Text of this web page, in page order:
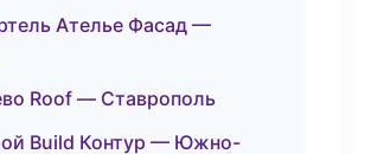
Ателье Фасад —
Roof — Ставрополь
Build Контур — Южно-